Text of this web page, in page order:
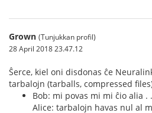
Grown (Tunjukkan profil)
28 April 2018 23.47.12
Ŝerce, kiel oni disdonas ĉe
tarbalojn (tarballs, compressed
Bob: mi povas mi mi ĉio alia .
Alice: tarbalojn havas nul al